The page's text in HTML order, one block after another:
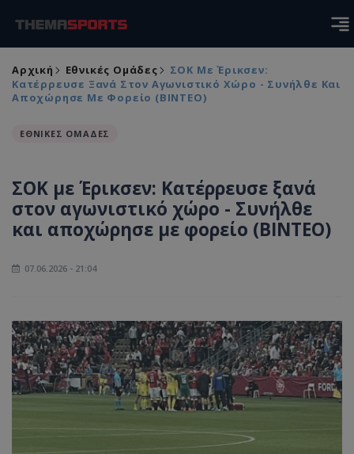
Αρχική Εθνικές Ομάδες
ΣΟΚ Με Έρικσεν:
Κατέρρευσε Ξανά Στον Αγωνιστικό Χώρο - Συνήλθε Και
Αποχώρησε Με Φορείο (ΒΙΝΤΕΟ)
ΕΘΝΙΚΕΣ ΟΜΑΔΕΣ
ΣΟΚ με Έρικσεν: Κατέρρευσε ξανά
στον αγωνιστικό χώρο - Συνήλθε
και αποχώρησε με φορείο (ΒΙΝΤΕΟ)
07.06.2026 - 21:04